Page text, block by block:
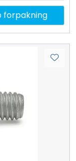
forpakning